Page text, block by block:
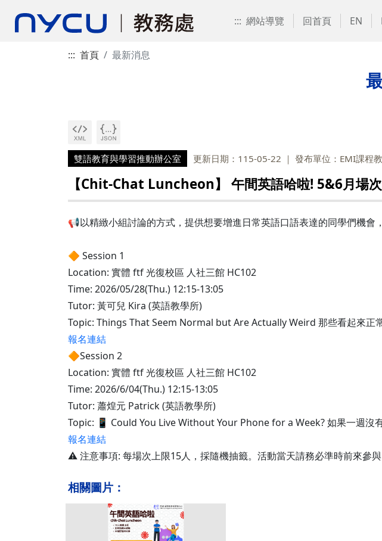
::: 網站導覽 回首頁 EN
::: 首頁 最新消息
雙語教育與學習推動辦公室 更新日期：115-05-22 發布單位：EMI課程
【Chit-Chat Luncheon】 午間英語哈啦! 5&6月場
📢以精緻小組討論的方式，提供想要增進日常英語口語表達的同學們機會
🔶 Session 1
Location: 實體 ftf 光復校區 人社三館 HC102
Time: 2026/05/28(Thu.) 12:15-13:05
Tutor: 黃可兒 Kira (英語教學所)
Topic: Things That Seem Normal but Are Actually Weird 那些看起來正
報名連結
🔶Session 2
Location: 實體 ftf 光復校區 人社三館 HC102
Time: 2026/6/04(Thu.) 12:15-13:05
Tutor: 蕭煌元 Patrick (英語教學所)
Topic: 📱 Could You Live Without Your Phone for a Week? 如果一週沒
報名連結
⚠️ 注意事項: 每場次上限15人，採隨機抽籤。活動當天請務必準時前來參
相關圖片：